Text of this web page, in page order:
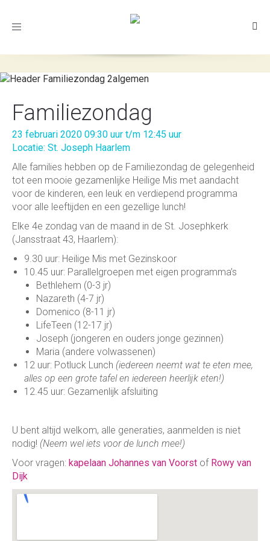
Toggle
Familiezondag
23 februari 2020 09:30 uur t/m 12:45 uur
Locatie: St. Joseph Haarlem
Alle families hebben op de Familiezondag de gelegenheid
tot een mooie gezamenlijke Heilige Mis met aandacht
voor de kinderen, een leuk en verdiepend programma
voor alle leeftijden en een gezellige lunch!
Elke 4e zondag van de maand in de St. Josephkerk
(Jansstraat 43, Haarlem):
9.30 uur: Heilige Mis met Gezinskoor
10.45 uur: Parallelgroepen met eigen programma’s
Bethlehem (0-3 jr)
Nazareth (4-7 jr)
Domenico (8-11 jr)
LifeTeen (12-17 jr)
Joseph (jongeren en ouders jonge gezinnen)
Maria (andere volwassenen)
12 uur: Potluck Lunch (iedereen neemt wat te eten mee,
alles op een grote tafel en iedereen heerlijk eten!)
12.45 uur: Gezamenlijk afsluiting
U bent altijd welkom, alle generaties, aanmelden is niet
nodig! (Neem wel iets voor de lunch mee!)
Voor vragen: kapelaan Johannes van Voorst of Rowy van
Dijk